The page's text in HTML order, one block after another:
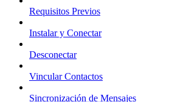
Requisitos Previos
Instalar y Conectar
Desconectar
Vincular Contactos
Sincronización de Mensajes